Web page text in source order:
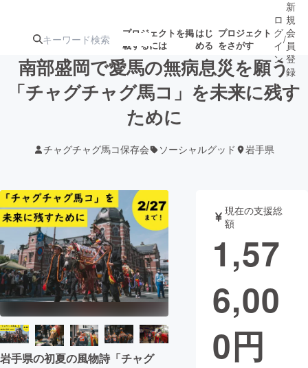
プロジェクトを掲
載するには
はじ
める
プロジェクト
をさがす
注目の新着プロ募集終了が近いプ
テクノロジー・ガジェット
映像・映画 書籍・雑誌
ビジネス・起業 チャレンジ
まちづくり・地域活性化
ロ
グ
イ
ン
/
新
規
会
員
登
録
南部盛岡で愛馬の無病息災を願う
「チャグチャグ馬コ」を未来に残す
ために
チャグチャグ馬コ保存会 ソーシャルグッド 岩手県
岩手県の初夏の風物詩「チャグ
現在の支援総
額
1,57
6,00
0円